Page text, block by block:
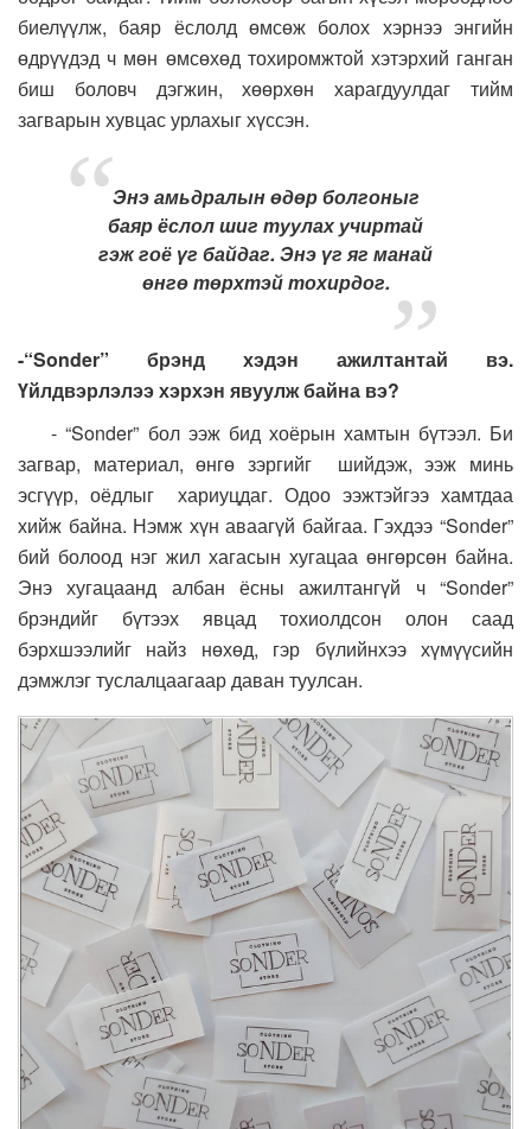
биелүүлж, баяр ёслолд өмсөж болох хэрнээ энгийн
өдрүүдэд ч мөн өмсөхөд тохиромжтой хэтэрхий ганган
биш боловч дэгжин, хөөрхөн харагдуулдаг тийм
загварын хувцас урлахыг хүссэн.
Энэ амьдралын өдөр болгоныг
баяр ёслол шиг туулах учиртай
гэж гоё үг байдаг. Энэ үг яг манай
өнгө төрхтэй тохирдог.
-“Sonder” брэнд хэдэн ажилтантай вэ.
Үйлдвэрлэлээ хэрхэн явуулж байна вэ?
- “Sonder” бол ээж бид хоёрын хамтын бүтээл. Би
загвар, материал, өнгө зэргийг шийдэж, ээж минь
эсгүүр, оёдлыг хариуцдаг. Одоо ээжтэйгээ хамтдаа
хийж байна. Нэмж хүн аваагүй байгаа. Гэхдээ “Sonder”
бий болоод нэг жил хагасын хугацаа өнгөрсөн байна.
Энэ хугацаанд албан ёсны ажилтангүй ч “Sonder”
брэндийг бүтээх явцад тохиолдсон олон саад
бэрхшээлийг найз нөхөд, гэр бүлийнхээ хүмүүсийн
дэмжлэг туслалцаагаар даван туулсан.